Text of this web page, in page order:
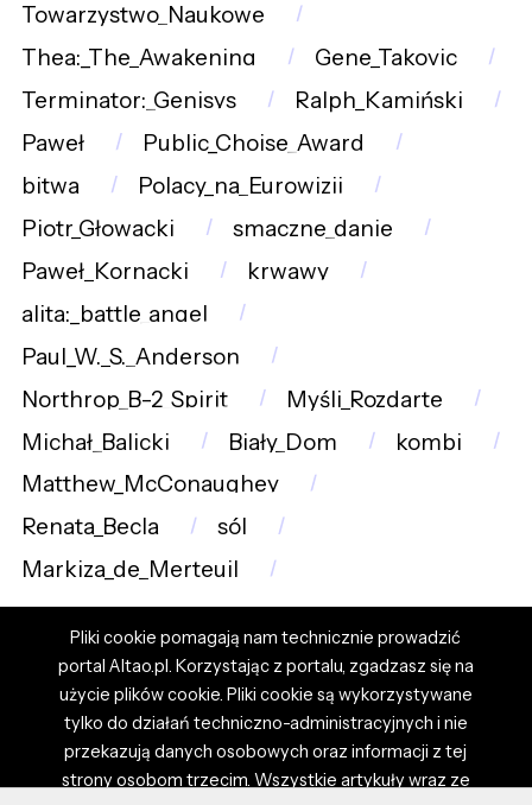
Towarzystwo_Naukowe
Thea:_The_Awakening
Gene_Takovic
Terminator:_Genisys
Ralph_Kamiński
Paweł
Public_Choise_Award
bitwa
Polacy_na_Eurowizji
Piotr_Głowacki
smaczne_danie
Paweł_Kornacki
krwawy
alita:_battle_angel
Paul_W._S._Anderson
Northrop_B-2_Spirit
Myśli_Rozdarte
Michał_Balicki
Biały_Dom
kombi
Matthew_McConaughey
Renata_Becla
sól
Markiza_de_Merteuil
Pliki cookie pomagają nam technicznie prowadzić
portal Altao.pl. Korzystając z portalu, zgadzasz się na
użycie plików cookie. Pliki cookie są wykorzystywane
tylko do działań techniczno-administracyjnych i nie
przekazują danych osobowych oraz informacji z tej
strony osobom trzecim. Wszystkie artykuły wraz ze